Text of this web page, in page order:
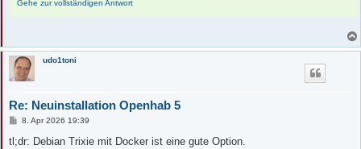
Gehe zur vollständigen Antwort
udo1toni
Re: Neuinstallation Openhab 5
B
i
8. Apr 2026 19:39
tl;dr: Debian Trixie mit Docker ist eine gute Option.